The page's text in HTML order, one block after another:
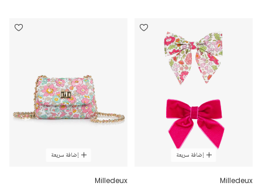
إضافة سريعة
Milledeux
إضافة سريعة
Milledeux